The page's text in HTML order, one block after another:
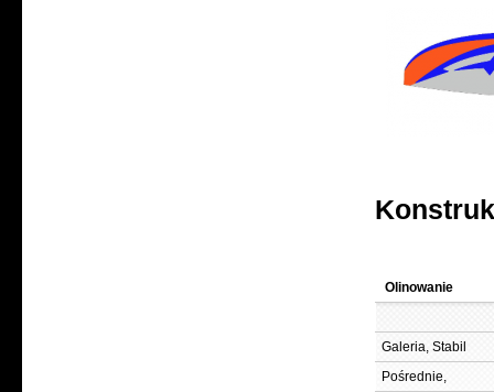
Olinowanie
Galeria, Stabil
Pośrednie,